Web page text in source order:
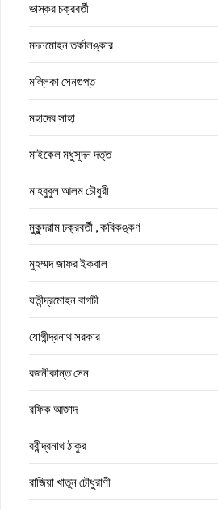
ভাস্কর চক্রবর্তী
মদনমোহন তর্কালঙ্কার
মল্লিকা সেনগুপ্ত
মহাদেব সাহা
মাইকেল মধুসূদন দত্ত
মাহবুবুল আলম চৌধুরী
মুকুন্দরাম চক্রবর্তী , কবিকঙ্কণ
মুহম্মদ জাফর ইকবাল
যতীন্দ্রমোহন বাগচী
যোগীন্দ্রনাথ সরকার
রজনীকান্ত সেন
রফিক আজাদ
রবীন্দ্রনাথ ঠাকুর
রাজিয়া খাতুন চৌধুরাণী